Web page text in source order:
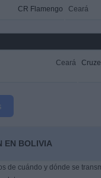
CR Flamengo Ceará
Ceará
EN BOLIVIA
de cuándo y dónde se